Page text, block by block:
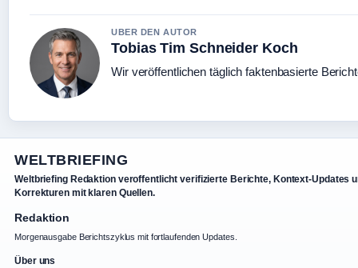
UBER DEN AUTOR
Tobias Tim Schneider Koch
Wir veröffentlichen täglich faktenbasierte
WELTBRIEFING
Weltbriefing Redaktion veroffentlicht verifizierte Berichte, Kontext-Updates
Korrekturen mit klaren Quellen.
Redaktion
Morgenausgabe Berichtszyklus mit fortlaufenden Updates.
Über uns